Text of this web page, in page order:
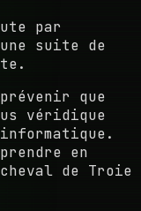
par
suite de
que
véridique
en
de Troie